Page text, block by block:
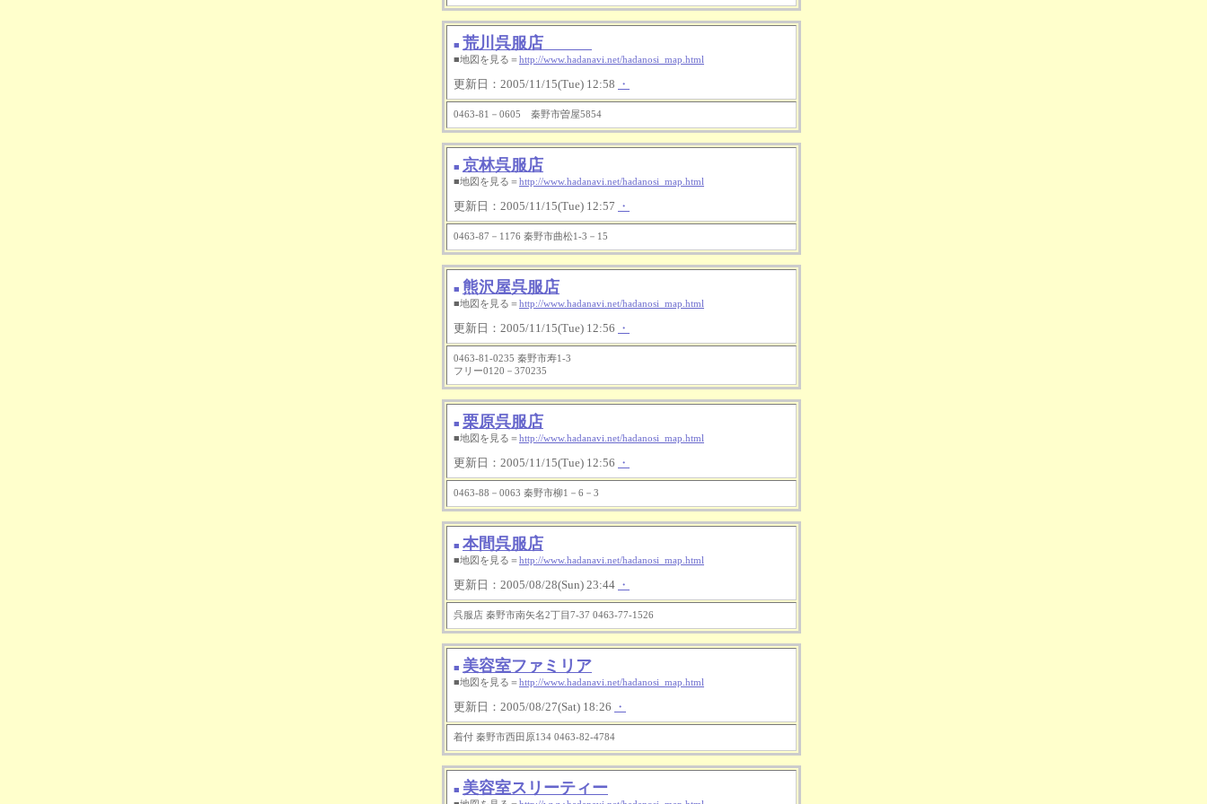
■ 荒川呉服店
■地図を見る＝http://www.hadanavi.net/hadanosi_map.html
更新日：2005/11/15(Tue) 12:58 ・
0463-81－0605 秦野市曽屋5854
■ 京林呉服店
■地図を見る＝http://www.hadanavi.net/hadanosi_map.html
更新日：2005/11/15(Tue) 12:57 ・
0463-87－1176 秦野市曲松1-3－15
■ 熊沢屋呉服店
■地図を見る＝http://www.hadanavi.net/hadanosi_map.html
更新日：2005/11/15(Tue) 12:56 ・
0463-81-0235 秦野市寿1-3
フリー0120－370235
■ 栗原呉服店
■地図を見る＝http://www.hadanavi.net/hadanosi_map.html
更新日：2005/11/15(Tue) 12:56 ・
0463-88－0063 秦野市柳1－6－3
■ 本間呉服店
■地図を見る＝http://www.hadanavi.net/hadanosi_map.html
更新日：2005/08/28(Sun) 23:44 ・
呉服店 秦野市南矢名2丁目7-37 0463-77-1526
■ 美容室ファミリア
■地図を見る＝http://www.hadanavi.net/hadanosi_map.html
更新日：2005/08/27(Sat) 18:26 ・
着付 秦野市西田原134 0463-82-4784
■ 美容室スリーティー